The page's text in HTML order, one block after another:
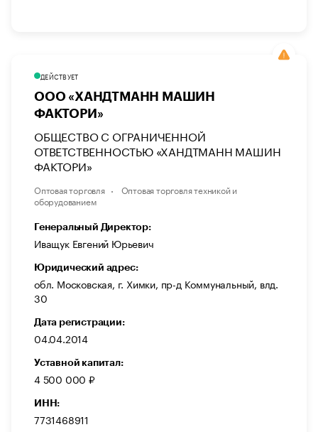
ДЕЙСТВУЕТ
ООО «ХАНДТМАНН МАШИН
ФАКТОРИ»
ОБЩЕСТВО С ОГРАНИЧЕННОЙ
ОТВЕТСТВЕННОСТЬЮ «ХАНДТМАНН МАШИН
ФАКТОРИ»
Оптовая торговля
Оптовая торговля техникой и
оборудованием
Генеральный Директор:
Иващук Евгений Юрьевич
Юридический адрес:
обл. Московская, г. Химки, пр-д Коммунальный, влд.
30
Дата регистрации:
04.04.2014
Уставной капитал:
4 500 000 ₽
ИНН:
7731468911